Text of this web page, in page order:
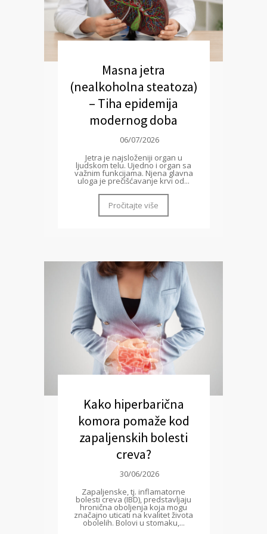
Masna jetra
(nealkoholna steatoza)
– Tiha epidemija
modernog doba
06/07/2026
Jetra je najsloženiji organ u
ljudskom telu. Ujedno i organ sa
važnim funkcijama. Njena glavna
uloga je prečišćavanje krvi od...
Pročitajte više
Kako hiperbarična
komora pomaže kod
zapaljenskih bolesti
creva?
30/06/2026
Zapaljenske, tj. inflamatorne
bolesti creva (IBD), predstavljaju
hronična oboljenja koja mogu
značajno uticati na kvalitet života
obolelih. Bolovi u stomaku,...